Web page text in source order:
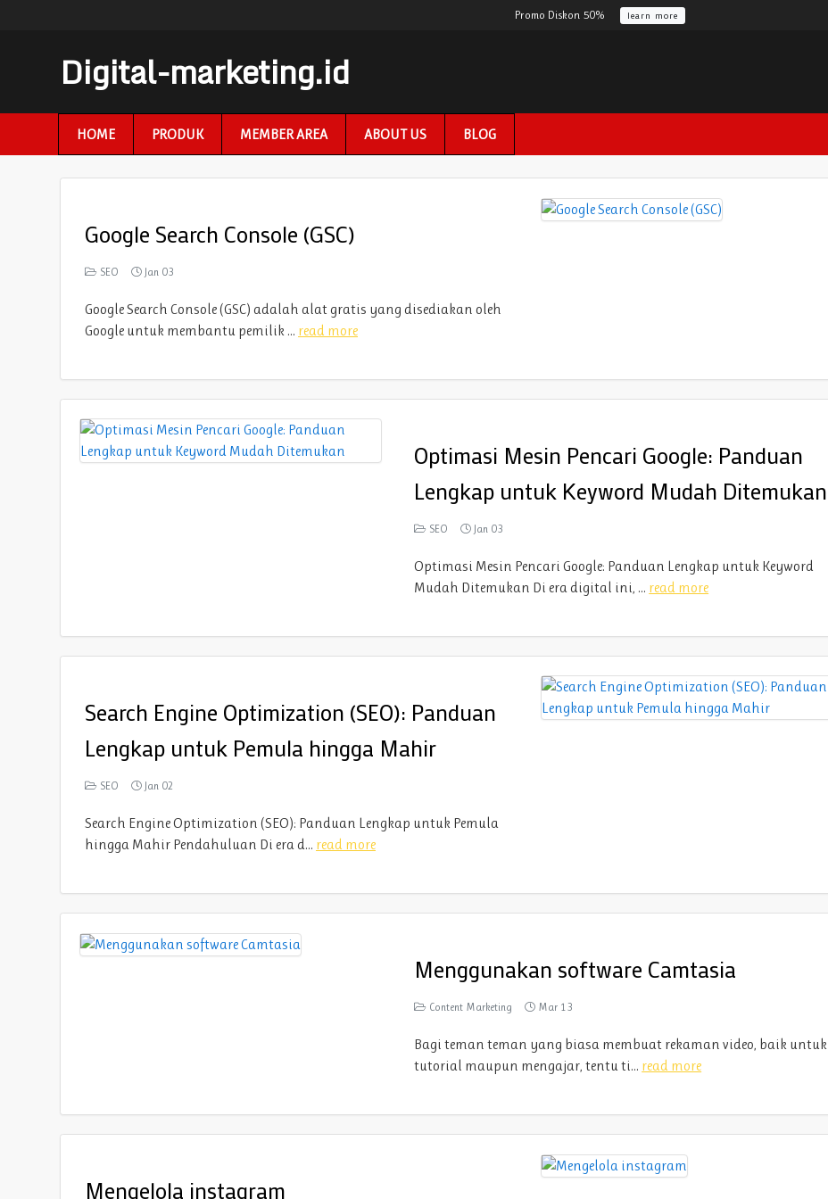
Promo Diskon 50% learn more
Digital-marketing.id
HOME PRODUK MEMBER AREA ABOUT US BLOG
Google Search Console (GSC)
SEO Jan 03
Google Search Console (GSC) adalah alat gratis yang disediakan oleh
Google untuk membantu pemilik ... read more
Optimasi Mesin Pencari Google: Panduan
Lengkap untuk Keyword Mudah Ditemukan
SEO Jan 03
Optimasi Mesin Pencari Google: Panduan Lengkap untuk Keyword
Mudah Ditemukan Di era digital ini, ... read more
Search Engine Optimization (SEO): Panduan
Lengkap untuk Pemula hingga Mahir
SEO Jan 02
Search Engine Optimization (SEO): Panduan Lengkap untuk Pemula
hingga Mahir Pendahuluan Di era d... read more
Menggunakan software Camtasia
Content Marketing Mar 13
Bagi teman teman yang biasa membuat rekaman video, baik untuk
tutorial maupun mengajar, tentu ti... read more
Mengelola instagram